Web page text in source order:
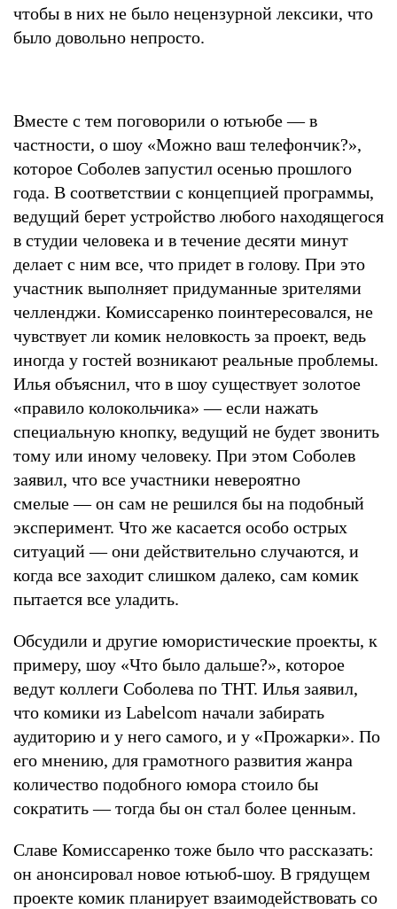
чтобы в них не было нецензурной лексики, что
было довольно непросто.
Вместе с тем поговорили о ютьюбе — в
частности, о шоу «Можно ваш телефончик?»,
которое Соболев запустил осенью прошлого
года. В соответствии с концепцией программы,
ведущий берет устройство любого находящегося
в студии человека и в течение десяти минут
делает с ним все, что придет в голову. При это
участник выполняет придуманные зрителями
челленджи. Комиссаренко поинтересовался, не
чувствует ли комик неловкость за проект, ведь
иногда у гостей возникают реальные проблемы.
Илья объяснил, что в шоу существует золотое
«правило колокольчика» — если нажать
специальную кнопку, ведущий не будет звонить
тому или иному человеку. При этом Соболев
заявил, что все участники невероятно
смелые — он сам не решился бы на подобный
эксперимент. Что же касается особо острых
ситуаций — они действительно случаются, и
когда все заходит слишком далеко, сам комик
пытается все уладить.
Обсудили и другие юмористические проекты, к
примеру, шоу «Что было дальше?», которое
ведут коллеги Соболева по ТНТ. Илья заявил,
что комики из Labelcom начали забирать
аудиторию и у него самого, и у «Прожарки». По
его мнению, для грамотного развития жанра
количество подобного юмора стоило бы
сократить — тогда бы он стал более ценным.
Славе Комиссаренко тоже было что рассказать:
он анонсировал новое ютьюб-шоу. В грядущем
проекте комик планирует взаимодействовать со